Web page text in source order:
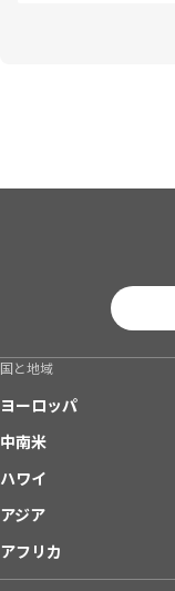
国と地域
ヨーロッパ
中南米
ハワイ
アジア
アフリカ